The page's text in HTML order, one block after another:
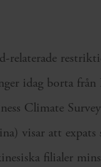
relaterade
idag borta
Climate
visar att expats
filialer